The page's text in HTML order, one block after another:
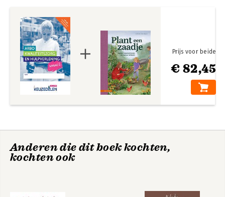
€ 82,45
Prijs voor beide
Anderen die dit boek kochten,
kochten ook